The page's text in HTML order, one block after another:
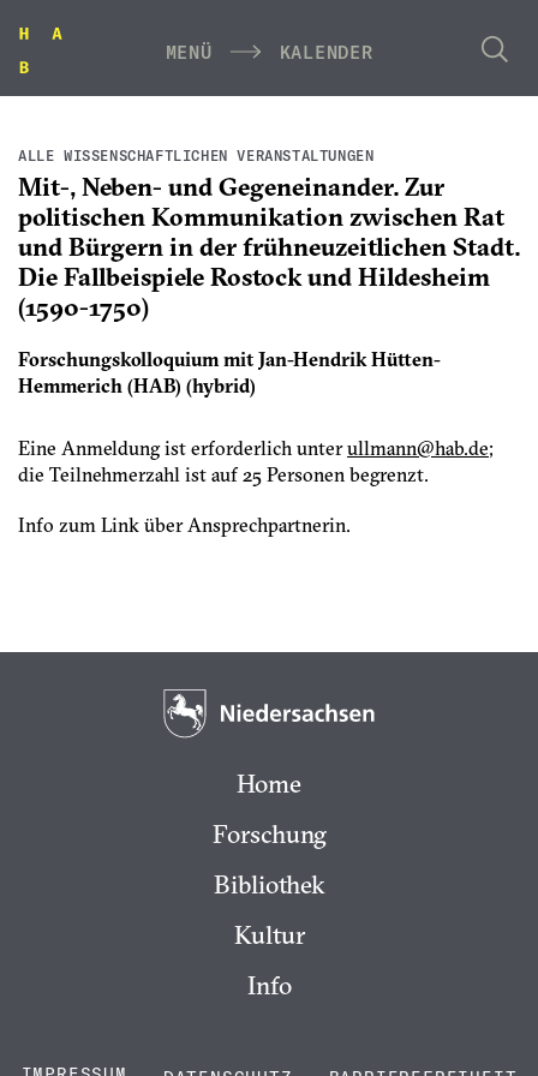
MENÜ KALENDER
ALLE WISSENSCHAFTLICHEN VERANSTALTUNGEN
Mit-, Neben- und Gegeneinander. Zur
politischen Kommunikation zwischen Rat
und Bürgern in der frühneuzeitlichen Stadt.
Die Fallbeispiele Rostock und Hildesheim
(1590-1750)
Forschungskolloquium mit Jan-Hendrik Hütten-
Hemmerich (HAB) (hybrid)
Eine Anmeldung ist erforderlich unter ed.ba
h@nna
mllu
;
die Teilnehmerzahl ist auf 25 Personen begrenzt.
Info zum Link über Ansprechpartnerin.
Home
Forschung
Bibliothek
Kultur
Info